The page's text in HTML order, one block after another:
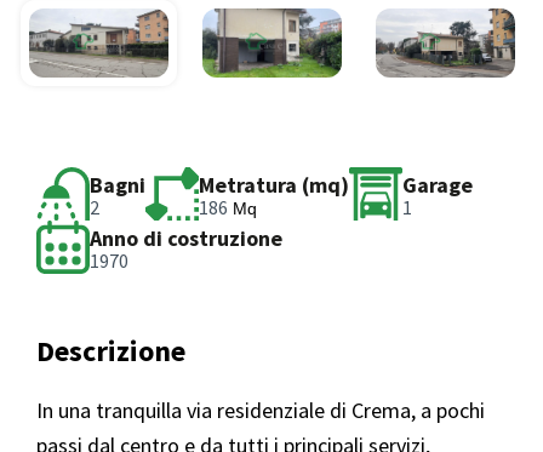
Bagni
2
Metratura (mq)
186 Mq
Garage
1
Anno di costruzione
1970
Descrizione
In una tranquilla via residenziale di Crema, a pochi
passi dal centro e da tutti i principali servizi,